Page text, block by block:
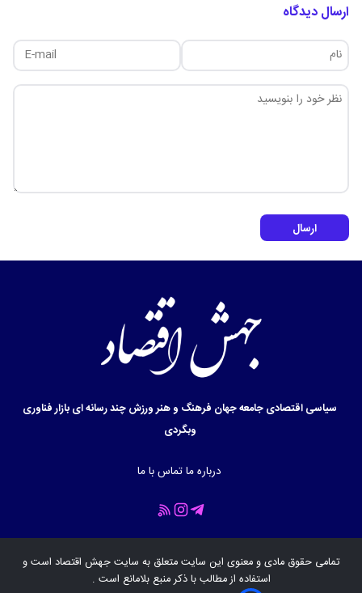
ارسال دیدگاه
ارسال
سیاسیاقتصادیجامعهجهان فرهنگ و هنرورزشچند رسانه ایبازارفناوری
وبگردی
درباره ماتماس با ما
تمامی حقوق مادی و معنوی این سایت متعلق به سایتجهش اقتصاد است و
استفاده از مطالب با ذکر منبع بلامانع است .